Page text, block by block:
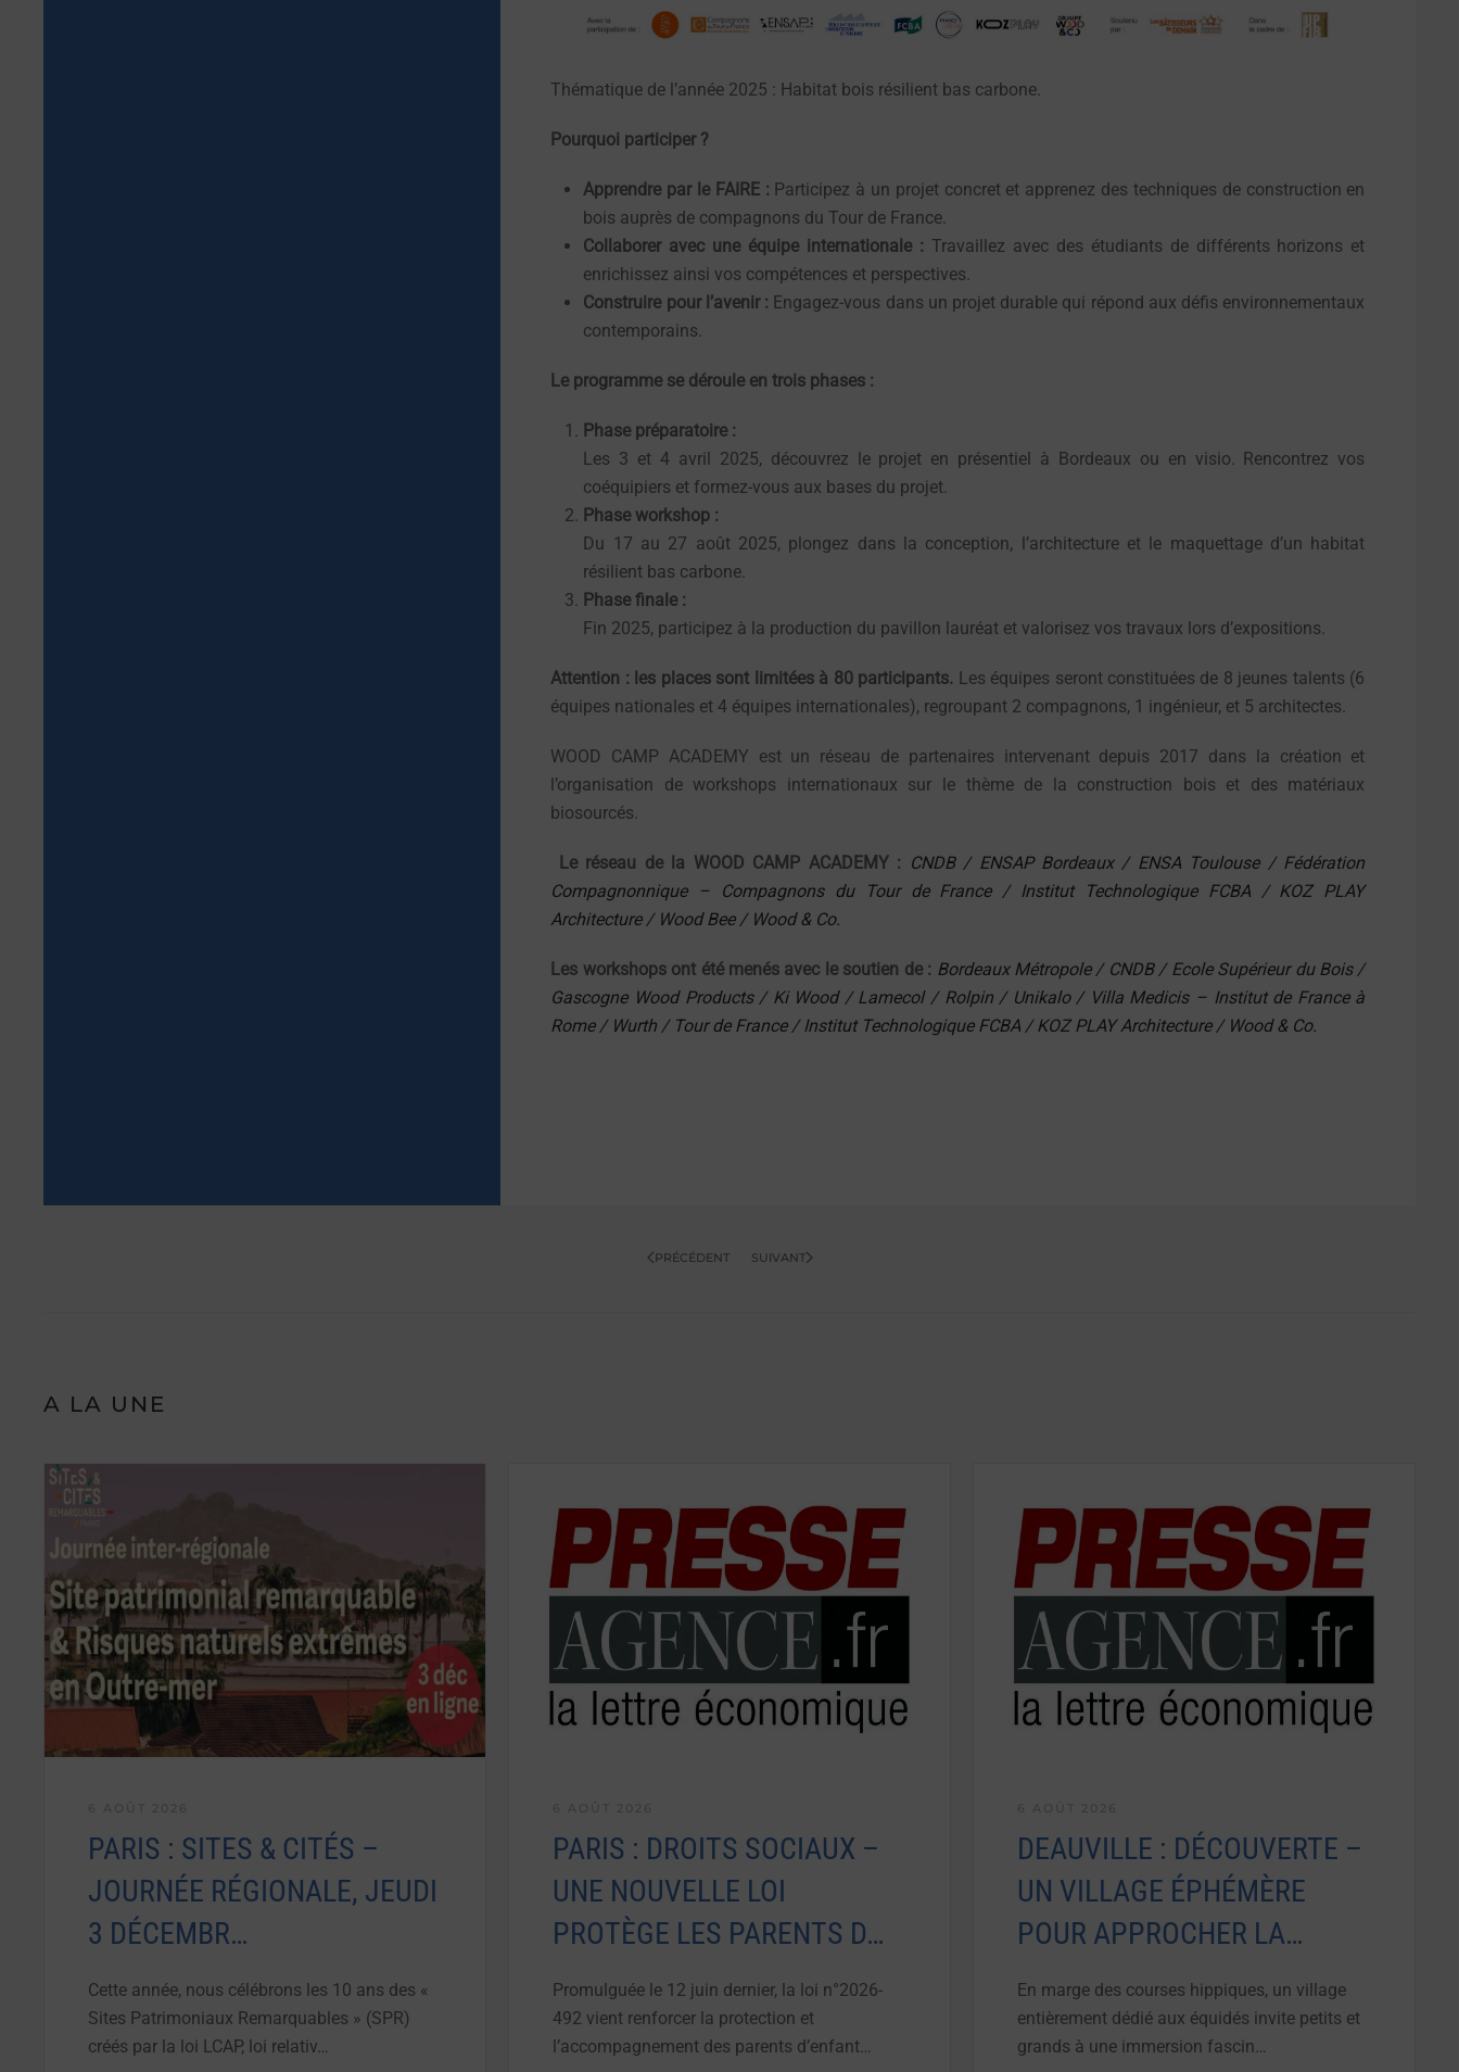
Thématique de l’année 2025 : Habitat bois résilient bas carbone.
Pourquoi participer ?
Apprendre par le FAIRE : Participez à un projet concret et apprenez des techniques de construction en
bois auprès de compagnons du Tour de France.
Collaborer avec une équipe internationale : Travaillez avec des étudiants de différents horizons et
enrichissez ainsi vos compétences et perspectives.
Construire pour l’avenir : Engagez-vous dans un projet durable qui répond aux défis environnementaux
contemporains.
Le programme se déroule en trois phases :
Phase préparatoire :
Les 3 et 4 avril 2025, découvrez le projet en présentiel à Bordeaux ou en visio. Rencontrez vos
coéquipiers et formez-vous aux bases du projet.
Phase workshop :
Du 17 au 27 août 2025, plongez dans la conception, l’architecture et le maquettage d’un habitat
résilient bas carbone.
Phase finale :
Fin 2025, participez à la production du pavillon lauréat et valorisez vos travaux lors d’expositions.
Attention : les places sont limitées à 80 participants. Les équipes seront constituées de 8 jeunes talents (6
équipes nationales et 4 équipes internationales), regroupant 2 compagnons, 1 ingénieur, et 5 architectes.
WOOD CAMP ACADEMY est un réseau de partenaires intervenant depuis 2017 dans la création et
l’organisation de workshops internationaux sur le thème de la construction bois et des matériaux
biosourcés.
Le réseau de la WOOD CAMP ACADEMY : CNDB / ENSAP Bordeaux / ENSA Toulouse / Fédération
Compagnonnique – Compagnons du Tour de France / Institut Technologique FCBA / KOZ PLAY
Architecture / Wood Bee / Wood & Co.
Les workshops ont été menés avec le soutien de : Bordeaux Métropole / CNDB / Ecole Supérieur du Bois /
Gascogne Wood Products / Ki Wood / Lamecol / Rolpin / Unikalo / Villa Medicis – Institut de France à
Rome / Wurth / Tour de France / Institut Technologique FCBA / KOZ PLAY Architecture / Wood & Co.
PRÉCÉDENT SUIVANT
A LA UNE
PARIS : SITES & CITÉS –
JOURNÉE RÉGIONALE, JEUDI
3 DÉCEMBR…
Cette année, nous célébrons les 10 ans des «
Sites Patrimoniaux Remarquables » (SPR)
créés par la loi LCAP, loi relativ…
PARIS : DROITS SOCIAUX –
UNE NOUVELLE LOI
PROTÈGE LES PARENTS D…
Promulguée le 12 juin dernier, la loi n°2026-
492 vient renforcer la protection et
l’accompagnement des parents d’enfant…
DEAUVILLE : DÉCOUVERTE –
UN VILLAGE ÉPHÉMÈRE
POUR APPROCHER LA…
En marge des courses hippiques, un village
entièrement dédié aux équidés invite petits et
grands à une immersion fascin…